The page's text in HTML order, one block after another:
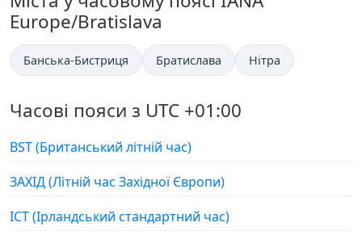
Europe/Bratislava
Банська-Бистриця Братислава Нітра
Часові пояси з UTC +01:00
BST (Британський літній час)
ЗАХІД (Літній час Західної Європи)
ІСТ (Ірландський стандартний час)